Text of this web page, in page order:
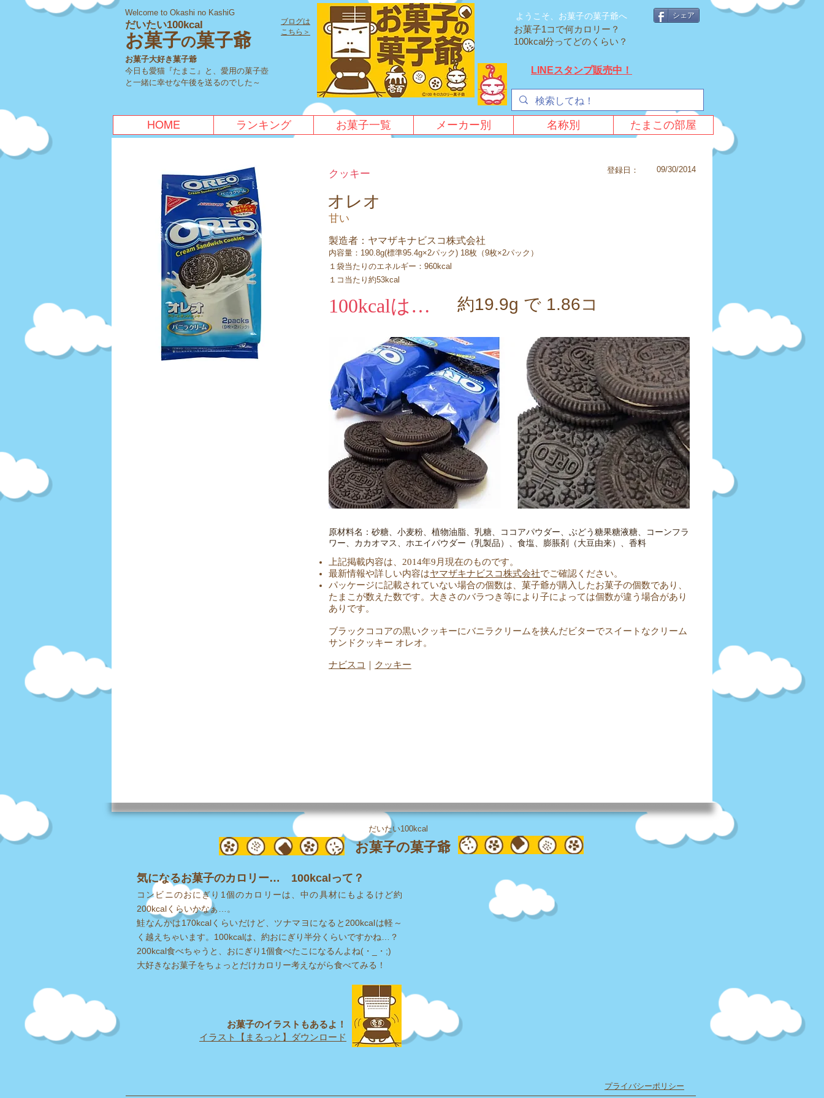
Welcome to Okashi no KashiG
だいたい100kcal
お菓子の菓子爺
お菓子大好き菓子爺
今日も愛猫『たまこ』と、愛用の菓子壺
と一緒に幸せな午後を送るのでした～
ようこそ、お菓子の菓子爺へ
お菓子1コで何カロリー？
100kcal分ってどのくらい？
ブログは
こちら＞
シェア
LINEスタンプ販売中！
HOME ランキング お菓子一覧 メーカー別 名称別 たまこの部屋
クッキー 登録日： 09/30/2014
オレオ
甘い
製造者：ヤマザキナビスコ株式会社
内容量：190.8g(標準95.4g×2パック) 18枚（9枚×2パック）
１袋当たりのエネルギー：960kcal
１コ当たり約53kcal
100kcalは… 約19.9g で 1.86コ
原材料名：砂糖、小麦粉、植物油脂、乳糖、ココアパウダー、ぶどう糖果糖液糖、コーンフラ
ワー、カカオマス、ホエイパウダー（乳製品）、食塩、膨脹剤（大豆由来）、香料
上記掲載内容は、2014年9月現在のものです。
最新情報や詳しい内容はヤマザキナビスコ株式会社でご確認ください。
パッケージに記載されていない場合の個数は、菓子爺が購入したお菓子の個数であり、
たまこが数えた数です。大きさのバラつき等により子によっては個数が違う場合があり
ありです。
ブラックココアの黒いクッキーにバニラクリームを挟んだビターでスイートなクリーム
サンドクッキー オレオ。
ナビスコ クッキー
だいたい100kcal
お菓子の菓子爺
気になるお菓子のカロリー… 100kcalって？
コンビニのおにぎり1個のカロリーは、中の具材にもよるけど約
200kcalくらいかなぁ…。
鮭なんかは170kcalくらいだけど、ツナマヨになると200kcalは軽～
く越えちゃいます。 100kcalは、約おにぎり半分くらいですかね…？
200kcal食べちゃうと、おにぎり1個食べたこになるんよね(・_・;)
​大好きなお菓子をちょっとだけカロリー考えながら食べてみる！
お菓子のイラストもあるよ！
イラスト【まるっと】ダウンロード
​プライバシーポリシー